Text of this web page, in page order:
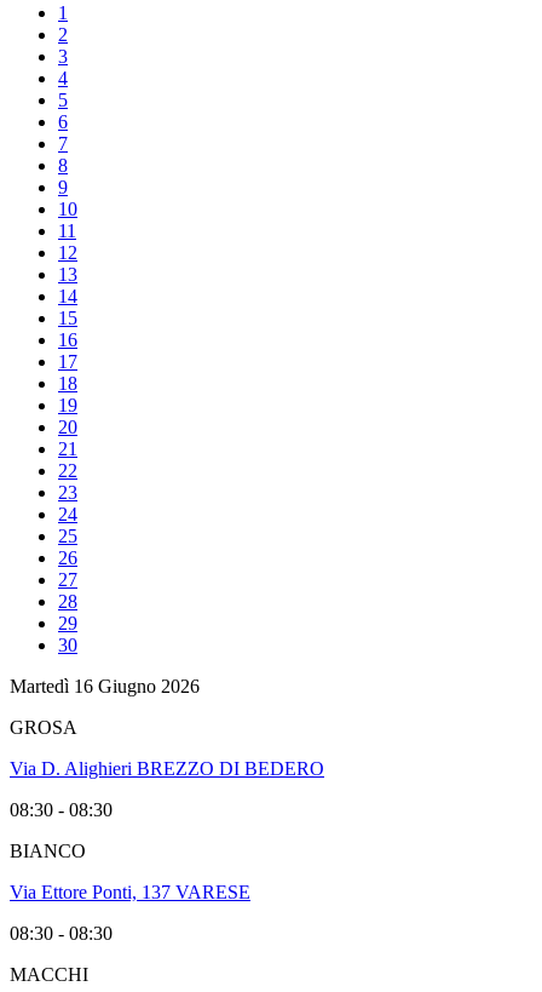
1
2
3
4
5
6
7
8
9
10
11
12
13
14
15
16
17
18
19
20
21
22
23
24
25
26
27
28
29
30
Martedì 16 Giugno 2026
GROSA
Via D. Alighieri BREZZO DI BEDERO
08:30 - 08:30
BIANCO
Via Ettore Ponti, 137 VARESE
08:30 - 08:30
MACCHI